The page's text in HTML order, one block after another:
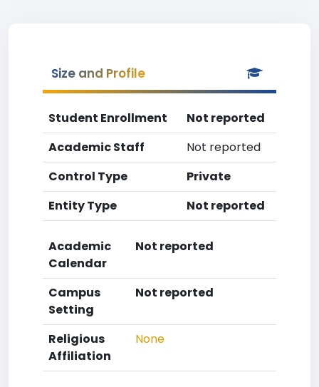
Size and Profile
Student Enrollment
Not reported
Academic Staff
Not reported
Control Type
Private
Entity Type
Not reported
Academic
Calendar
Not reported
Campus
Setting
Not reported
Religious
Affiliation
None